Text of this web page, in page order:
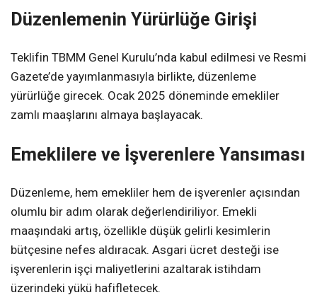
Düzenlemenin Yürürlüğe Girişi
Teklifin TBMM Genel Kurulu’nda kabul edilmesi ve Resmi
Gazete’de yayımlanmasıyla birlikte, düzenleme
yürürlüğe girecek. Ocak 2025 döneminde emekliler
zamlı maaşlarını almaya başlayacak.
Emeklilere ve İşverenlere Yansıması
Düzenleme, hem emekliler hem de işverenler açısından
olumlu bir adım olarak değerlendiriliyor. Emekli
maaşındaki artış, özellikle düşük gelirli kesimlerin
bütçesine nefes aldıracak. Asgari ücret desteği ise
işverenlerin işçi maliyetlerini azaltarak istihdam
üzerindeki yükü hafifletecek.